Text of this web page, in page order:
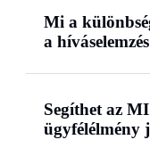
Mi a
a
Segíthet az
ügyfélélmény